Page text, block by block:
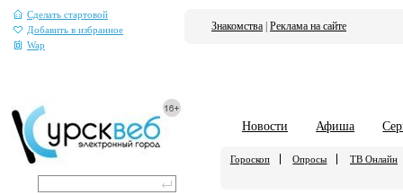
Сделать стартовой
Добавить в избранное
Wap
Знакомства Реклама на сайте
Новости Афиша
Гороскоп Опросы ТВ Онлайн